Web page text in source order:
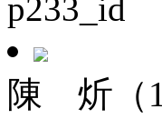
p233_id
陳 炘（